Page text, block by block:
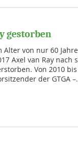
gestorben
Alter von nur 60
Axel van Ray nach
Von 2010
der GTGA